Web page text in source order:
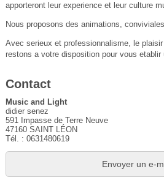
apporteront leur experience et leur culture
Nous proposons des animations,
Avec serieux et professionnalisme, le
restons a votre disposition pour vous
Contact
Music and Light
didier senez
591 Impasse de Terre Neuve
47160 SAINT LÉON
Tél. : 0631480619
Envoyer un e-